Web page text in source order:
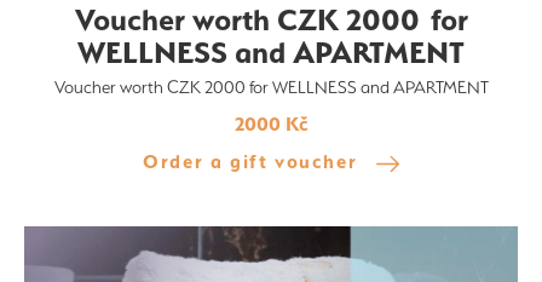
Voucher worth CZK 2000 for
WELLNESS and APARTMENT
Voucher worth CZK 2000 for WELLNESS and APARTMENT
2000 Kč
Order a gift voucher